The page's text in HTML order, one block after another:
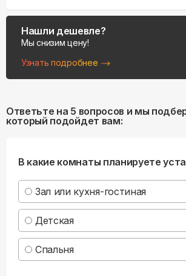
Нашли дешевле?
Мы снизим цену!
Узнать подробнее
Ответьте на 5 вопросов и мы
который подойдет вам:
В какие комнаты планируете
Зал или кухня-гостиная
Детская
Спальня